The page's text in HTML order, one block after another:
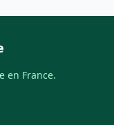
en France.